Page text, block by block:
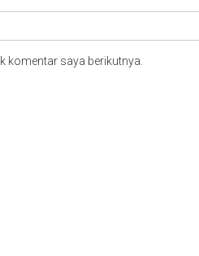
komentar saya berikutnya.